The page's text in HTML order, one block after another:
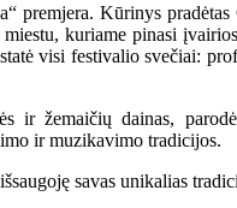
premjera. Kūrinys
kuriame pinasi
visi festivalio svečiai:
ir žemaičių dainas,
ir muzikavimo tradicijos.
savas unikalias